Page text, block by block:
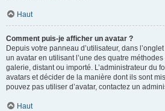
Haut
Comment puis-je afficher un avatar ?
Depuis votre panneau d’utilisateur, dans
un avatar en utilisant l’une des quatre méthodes
galerie, distant ou importé. L’administrateur du
avatars et décider de la manière dont ils sont
pouvez pas utiliser d’avatar, contactez un
Haut